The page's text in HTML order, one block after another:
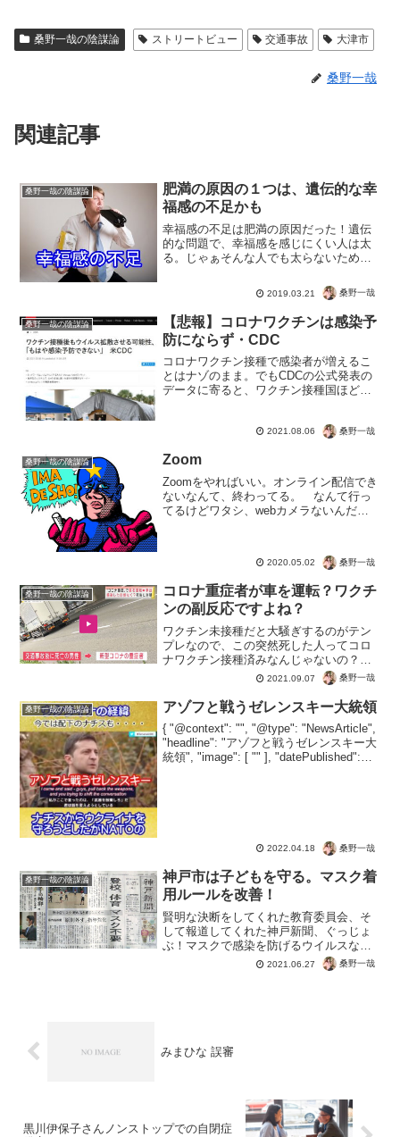
桑野一哉の陰謀論 ストリートビュー 交通事故 大津市
桑野一哉
関連記事
桑野一哉の陰謀論
肥満の原因の１つは、遺伝的な幸
福感の不足かも
幸福感の不足は肥満の原因だった！遺伝
的な問題で、幸福感を感じにくい人は太
る。じゃぁそんな人でも太らないための
俊之】生れて幸福感を感じた事の無い人
は〇〇が1つ欠けているｗｗ澤口俊之先生
が解説！この【報酬欠乏...
2019.03.21 桑野一哉
桑野一哉の陰謀論
【悲報】コロナワクチンは感染予
防にならず・CDC
コロナワクチン接種で感染者が増えるこ
とはナゾのまま。でもCDCの公式発表の
データに寄ると、ワクチン接種国ほど感
チンは厳禁なのかもしれませんね。って
2021.08.06 桑野一哉
桑野一哉の陰謀論 Zoom
Zoomをやればいい。オンライン配信でき
ないなんて、終わってる。 なんて行っ
てるけどワタシ、webカメラないんだよ
し価値創造は終わり。 災害時にでも強
いのは、根っこに... 2020.05.02 桑野一哉
桑野一哉の陰謀論
コロナ重症者が車を運転？ワクチ
ンの副反応ですよね？
ワクチン未接種だと大騒ぎするのがテン
プレなので、この突然死した人ってコロ
ナワクチン接種済みなんじゃないの？コ
ロナの重症者って、車を普通に運転でき
るくらいの症状なの？なにそれ。てか副
反応死ですよね？怒らないから言ってご
らん。コロナの重症者って...
2021.09.07 桑野一哉
桑野一哉の陰謀論 アゾフと戦うゼレンスキー大統領
{ "@context": "", "@type": "NewsArticle",
"headline": "アゾフと戦うゼレンスキー大
統領", "image": [ "" ], "datePublished":
2022.04.18 桑野一哉
桑野一哉の陰謀論
神戸市は子どもを守る。マスク着
用ルールを改善！
賢明な決断をしてくれた教育委員会、そ
して報道してくれた神戸新聞、ぐっじょ
ぶ！マスクで感染を防げるウイルスなん
て存在しないので、科学的根拠に基づけ
ばもうリスクしないマスクですからね。
2021.06.27 桑野一哉
みまひな 誤審
黒川伊保子さんノンストップでの自閉症